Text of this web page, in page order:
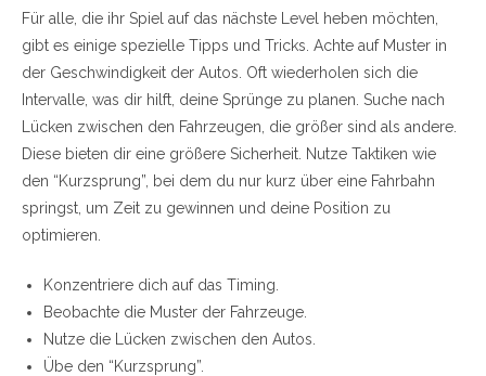
Für alle, die ihr Spiel auf das nächste Level heben möchten,
gibt es einige spezielle Tipps und Tricks. Achte auf Muster in
der Geschwindigkeit der Autos. Oft wiederholen sich die
Intervalle, was dir hilft, deine Sprünge zu planen. Suche nach
Lücken zwischen den Fahrzeugen, die größer sind als andere.
Diese bieten dir eine größere Sicherheit. Nutze Taktiken wie
den “Kurzsprung”, bei dem du nur kurz über eine Fahrbahn
springst, um Zeit zu gewinnen und deine Position zu
optimieren.
Konzentriere dich auf das Timing.
Beobachte die Muster der Fahrzeuge.
Nutze die Lücken zwischen den Autos.
Übe den “Kurzsprung”.